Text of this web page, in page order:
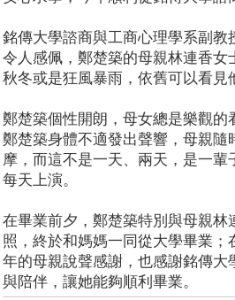
銘傳大學諮商與工商心理學系副
令人感佩，鄭楚築的母親林連香
秋冬或是狂風暴雨，依舊可以看
鄭楚築個性開朗，母女總是樂觀
鄭楚築身體不適發出聲響，母親
摩，而這不是一天、兩天，是一
每天上演。
在畢業前夕，鄭楚築特別與母親
照，終於和媽媽一同從大學畢業
年的母親說聲感謝，也感謝銘傳
與陪伴，讓她能夠順利畢業。